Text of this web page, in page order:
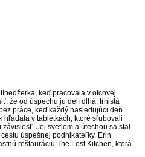
keď pracovala v otcovej
že od úspechu ju delí dlhá, tŕnistá
práce, keď každý nasledujúci deň
hľadala v tabletkách, ktoré sľubovali
Jej svetlom a útechou sa stal
úspešnej podnikateľky. Erin
reštauráciu The Lost Kitchen, ktorá